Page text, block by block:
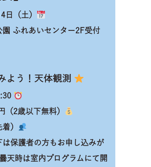
日（土）
園 ふれあいセンター2F受付
よう！天体観測
（2歳以下無料）
）
は保護者の方もお申し込みが
天時は室内プログラムにて開